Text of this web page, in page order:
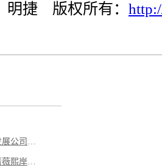
明捷 版权所有：
湖南株洲实地地产发展公司剑兰郡销售中心
湖南株洲实地地产蔷薇熙岸销售中心案例